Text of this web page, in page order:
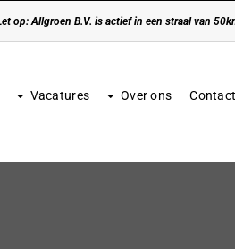
op: Allgroen B.V. is actief in een straal van
Vacatures Over ons Contact